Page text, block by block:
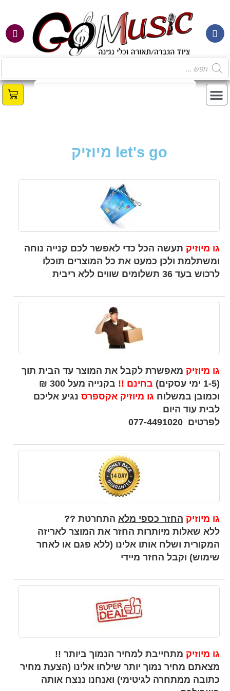
let's go מיוזיק
גו מיוזיק תעשה הכל כדי לאפשר לכם קנייה נוחה
ומשתלמת ולכן כמעט את כל המוצרים תוכלו
לרכוש בעד 36 תשלומים שווים ללא ריבית
גו מיוזיק מאפשרת לקבל את המוצר עד הבית תוך
(1-5 ימי עסקים)
בחינם !!
בקנייה מעל 300 ₪
וכמובן במשלוח גו מיוזיק אקספרס נגיע אליכם
לבית עוד היום
לפרטים 077-4491020
גו מיוזיק החזר כספי מלא התחרטת ??
ללא שאלות מיותרות החזר את המוצר לאריזה
המקורית ושלח אותו אלינו (ללא פגם או לאחר
שימוש) וקבל החזר מיידי
גו מיוזיק מתחייבת למחיר הנמוך ביותר !!
מצאתם מחיר נמוך יותר שילחו אלינו (הצעת מחיר
כתובה ממתחרה לגיטימי) ואנחנו ננצח אותה